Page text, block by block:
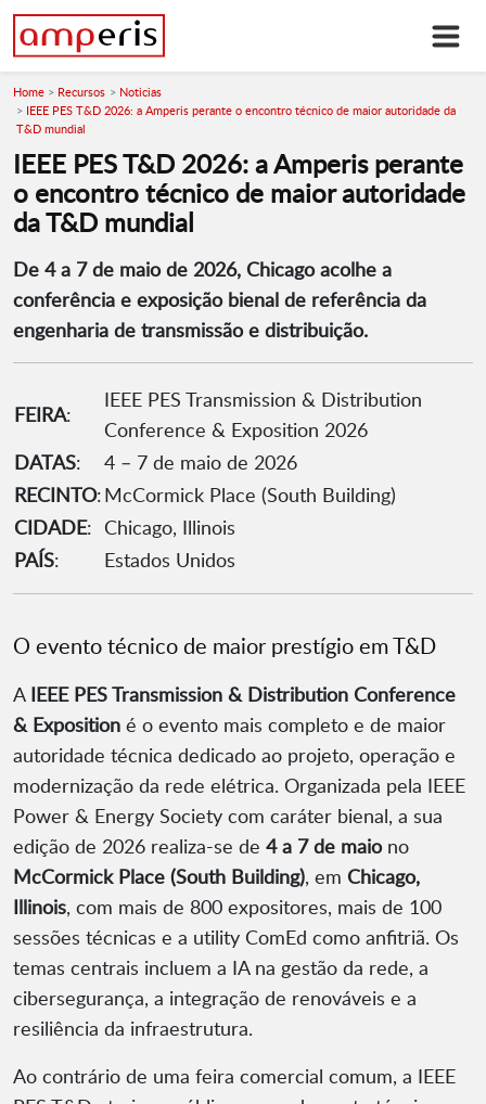
Home Recursos
Noticias
IEEE PES T&D 2026: a Amperis perante o encontro técnico de maior autoridade da
T&D mundial
IEEE PES T&D 2026: a Amperis perante
o encontro técnico de maior autoridade
da T&D mundial
De 4 a 7 de maio de 2026, Chicago acolhe a
conferência e exposição bienal de referência da
engenharia de transmissão e distribuição.
FEIRA:
IEEE PES Transmission & Distribution
Conference & Exposition 2026
DATAS:
4 – 7 de maio de 2026
RECINTO:McCormick Place (South Building)
CIDADE: Chicago, Illinois
PAÍS: Estados Unidos
O evento técnico de maior prestígio em T&D
A IEEE PES Transmission & Distribution Conference
& Exposition é o evento mais completo e de maior
autoridade técnica dedicado ao projeto, operação e
modernização da rede elétrica. Organizada pela IEEE
Power & Energy Society com caráter bienal, a sua
edição de 2026 realiza-se de 4 a 7 de maiono
McCormick Place (South Building), em Chicago,
Illinois, com mais de 800 expositores, mais de 100
sessões técnicas e a utility ComEd como anfitriã. Os
temas centrais incluem a IA na gestão da rede, a
cibersegurança, a integração de renováveis e a
resiliência da infraestrutura.
Ao contrário de uma feira comercial comum, a IEEE